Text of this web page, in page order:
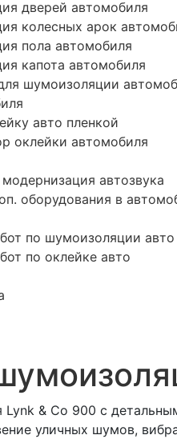
дверей автомобиля
колесных арок
пола автомобиля
капота автомобиля
шумоизоляции
авто пленкой
оклейки автомобиля
автозвука
оборудования в
по шумоизоляции авто
по оклейке авто
& Co 900 с
уличных шумов,